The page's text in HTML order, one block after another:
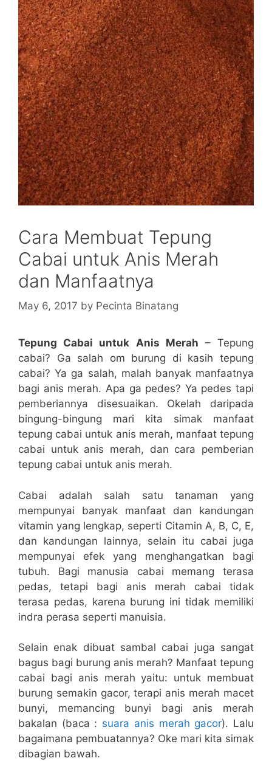
Cara Membuat Tepung
Cabai untuk Anis Merah
dan Manfaatnya
May 6, 2017 by Pecinta Binatang
Tepung Cabai untuk Anis Merah – Tepung
cabai? Ga salah om burung di kasih tepung
cabai? Ya ga salah, malah banyak manfaatnya
bagi anis merah. Apa ga pedes? Ya pedes tapi
pemberiannya disesuaikan. Okelah daripada
bingung-bingung mari kita simak manfaat
tepung cabai untuk anis merah, manfaat tepung
cabai untuk anis merah, dan cara pemberian
tepung cabai untuk anis merah.
Cabai adalah salah satu tanaman yang
mempunyai banyak manfaat dan kandungan
vitamin yang lengkap, seperti Citamin A, B, C, E,
dan kandungan lainnya, selain itu cabai juga
mempunyai efek yang menghangatkan bagi
tubuh. Bagi manusia cabai memang terasa
pedas, tetapi bagi anis merah cabai tidak
terasa pedas, karena burung ini tidak memiliki
indra perasa seperti manuisia.
Selain enak dibuat sambal cabai juga sangat
bagus bagi burung anis merah? Manfaat tepung
cabai bagi anis merah yaitu: untuk membuat
burung semakin gacor, terapi anis merah macet
bunyi, memancing bunyi bagi anis merah
bakalan (baca : suara anis merah gacor). Lalu
bagaimana pembuatannya? Oke mari kita simak
dibagian bawah.